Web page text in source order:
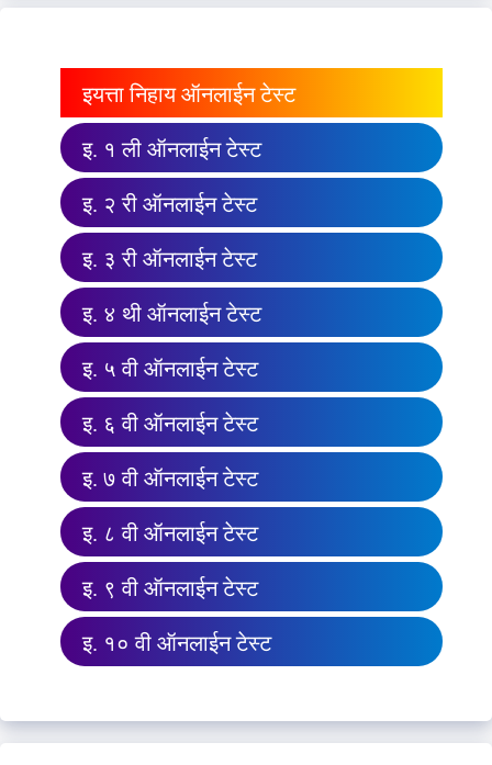
इयत्ता निहाय ऑनलाईन टेस्ट
इ. १ ली ऑनलाईन टेस्ट
इ. २ री ऑनलाईन टेस्ट
इ. ३ री ऑनलाईन टेस्ट
इ. ४ थी ऑनलाईन टेस्ट
इ. ५ वी ऑनलाईन टेस्ट
इ. ६ वी ऑनलाईन टेस्ट
इ. ७ वी ऑनलाईन टेस्ट
इ. ८ वी ऑनलाईन टेस्ट
इ. ९ वी ऑनलाईन टेस्ट
इ. १० वी ऑनलाईन टेस्ट